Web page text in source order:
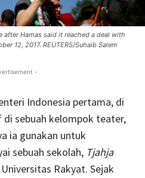
after Hamas said it reached a deal with
12, 2017. REUTERS/Suhaib Salem
-
Indonesia pertama, di
sebuah kelompok teater,
ia gunakan untuk
sebuah sekolah, Tjahja
Universitas Rakyat. Sejak